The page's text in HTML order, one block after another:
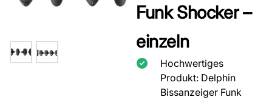
Funk Shocker –
einzeln
Hochwertiges
Produkt: Delphin
Bissanzeiger Funk